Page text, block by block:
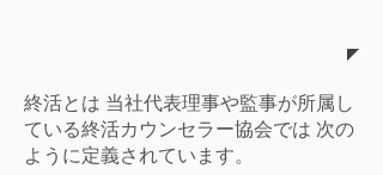
終活とは 当社代表理事や監事が所属し
ている終活カウンセラー協会では 次の
ように定義されています。